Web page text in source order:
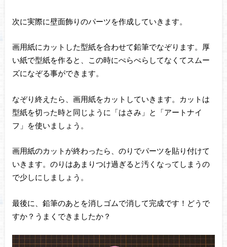
次に実際に壁面飾りのパーツを作成していきます。
画用紙にカットした型紙を合わせて鉛筆でなぞります。厚
い紙で型紙を作ると、この時にぺらぺらしてなくてスムー
ズになぞる事ができます。
なぞり終えたら、画用紙をカットしていきます。カットは
型紙を切った時と同じように「はさみ」と「アートナイ
フ」を使いましょう。
画用紙のカットが終わったら、のりでパーツを貼り付けて
いきます。のりはあまりつけ過ぎると汚くなってしまうの
で少しにしましょう。
最後に、鉛筆のあとを消しゴムで消して完成です！どうで
すか？うまくできましたか？